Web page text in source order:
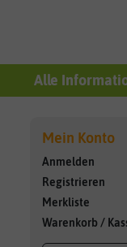
Alle
Mein Konto
Anmelden
Registrieren
Merkliste
Warenkorb /